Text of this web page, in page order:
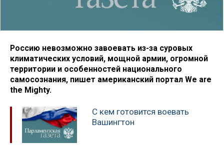
Россию невозможно завоевать из-за суровых
климатических условий, мощной армии, огромной
территории и особенностей национального
самосознания, пишет американский портал We are
the Mighty.
С кем готовится воевать
Вашингтон